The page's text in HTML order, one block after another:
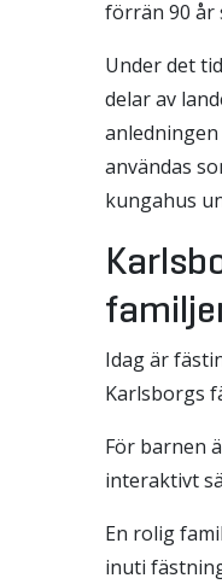
förrän 90 år
Under det
delar av
användas
kungahus
Idag är
Karlsborgs
För barnen
interaktivt
En rolig
inuti